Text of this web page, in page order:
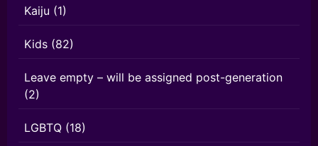
Kaiju (1)
Kids (82)
Leave empty – will be assigned post-generation
(2)
LGBTQ (18)